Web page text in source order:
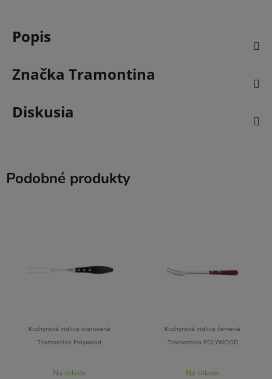
Popis
Značka Tramontina
Diskusia
Podobné produkty
Kuchynská vidlica tvarovaná
Tramontina Polywood
Na sklade
Kuchynská vidlica červená
Tramontina POLYWOOD
Na sklade